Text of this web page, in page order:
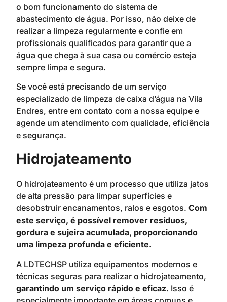
o bom funcionamento do sistema de
abastecimento de água. Por isso, não deixe de
realizar a limpeza regularmente e confie em
profissionais qualificados para garantir que a
água que chega à sua casa ou comércio esteja
sempre limpa e segura.
Se você está precisando de um serviço
especializado de limpeza de caixa d’água na Vila
Endres, entre em contato com a nossa equipe e
agende um atendimento com qualidade, eficiência
e segurança.
Hidrojateamento
O hidrojateamento é um processo que utiliza jatos
de alta pressão para limpar superfícies e
desobstruir encanamentos, ralos e esgotos. Com
este serviço, é possível remover resíduos,
gordura e sujeira acumulada, proporcionando
uma limpeza profunda e eficiente.
A LDTECHSP utiliza equipamentos modernos e
técnicas seguras para realizar o hidrojateamento,
garantindo um serviço rápido e eficaz. Isso é